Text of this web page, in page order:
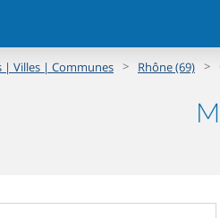
| Villes | Communes > Rhône (69) >